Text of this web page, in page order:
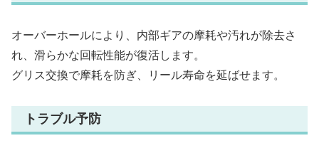
オーバーホールにより、内部ギアの摩耗や汚れが除去さ
れ、滑らかな回転性能が復活します。
グリス交換で摩耗を防ぎ、リール寿命を延ばせます。
トラブル予防